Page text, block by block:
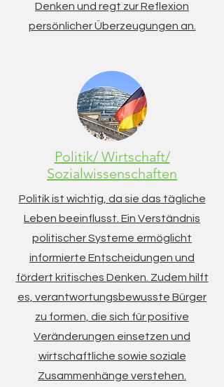
Denken und regt zur Reflexion
persönlicher Überzeugungen an.
Politik/ Wirtschaft/
Sozialwissenschaften
Politik ist wichtig, da sie das tägliche
Leben beeinflusst. Ein Verständnis
politischer Systeme ermöglicht
informierte Entscheidungen und
fördert kritisches Denken. Zudem hilft
es, verantwortungsbewusste Bürger
zu formen, die sich für positive
Veränderungen einsetzen und
wirtschaftliche sowie soziale
Zusammenhänge verstehen.